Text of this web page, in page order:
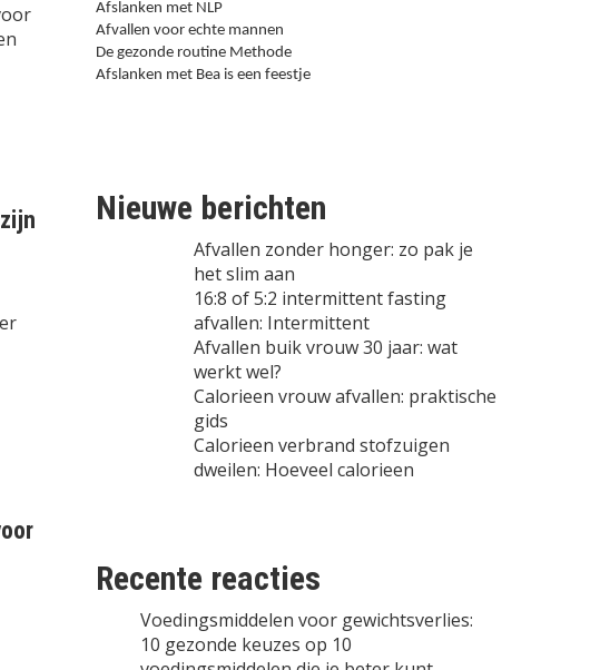
Afslanken met NLP
Afvallen voor echte mannen
De gezonde routine Methode
Afslanken met Bea is een feestje
Nieuwe berichten
Afvallen zonder honger: zo pak je
het slim aan
16:8 of 5:2 intermittent fasting
afvallen: Intermittent
Afvallen buik vrouw 30 jaar: wat
werkt wel?
Calorieen vrouw afvallen: praktische
gids
Calorieen verbrand stofzuigen
dweilen: Hoeveel calorieen
Recente reacties
Voedingsmiddelen voor gewichtsverlies:
10 gezonde keuzes op 10